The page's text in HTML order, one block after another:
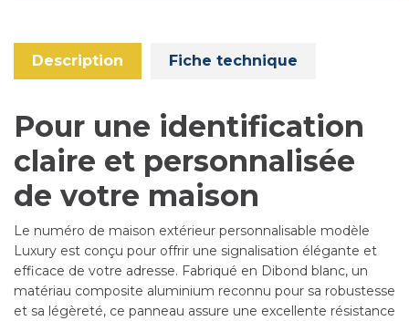
Description Fiche technique
Pour une identification
claire et personnalisée
de votre maison
Le numéro de maison extérieur personnalisable modèle
Luxury est conçu pour offrir une signalisation élégante et
efficace de votre adresse. Fabriqué en Dibond blanc, un
matériau composite aluminium reconnu pour sa robustesse
et sa légèreté, ce panneau assure une excellente résistance